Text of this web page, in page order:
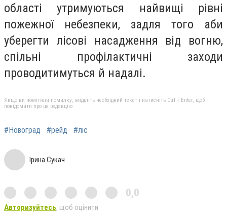
області утримуються найвищі рівні
пожежної небезпеки, задля того аби
уберегти лісові насадження від вогню,
спільні профілактичні заходи
проводитимуться й надалі.
Якщо ви помітили помилку, виділіть необхідний текст і натисніть Ctrl + Enter, щоб
повідомити про це редакцію
#Новоград #рейд #ліс
Ірина Сукач
0,0
Авторизуйтесь, щоб оцінити